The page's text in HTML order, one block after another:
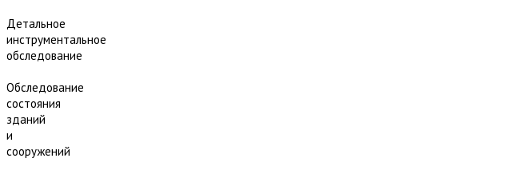
Детальное
инструментальное
обследование
Обследование
состояния
зданий
и
сооружений